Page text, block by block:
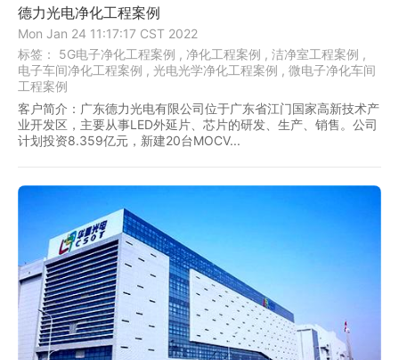
德力光电净化工程案例
Mon Jan 24 11:17:17 CST 2022
标签： 5G电子净化工程案例 , 净化工程案例 , 洁净室工程案例 ,
电子车间净化工程案例 , 光电光学净化工程案例 , 微电子净化车间
工程案例
客户简介：广东德力光电有限公司位于广东省江门国家高新技术产
业开发区，主要从事LED外延片、芯片的研发、生产、销售。公司
计划投资8.359亿元，新建20台MOCV...